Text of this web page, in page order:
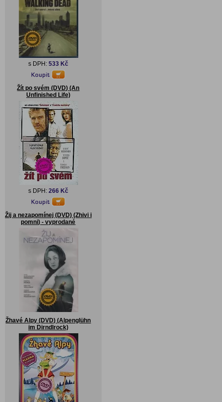
s DPH: 533 Kč
Žít po svém (DVD) (An
Unfinished Life)
s DPH: 266 Kč
Žij a nezapomínej (DVD) (Zhivi i
pomni) - vyprodané
Žhavé Alpy (DVD) (Alpenglühn
im Dirndlrock)